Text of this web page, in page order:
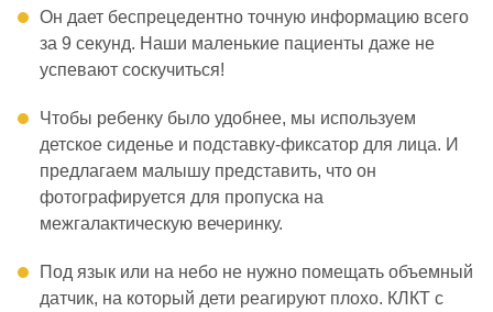
Он дает беспрецедентно точную информацию всего
за 9 секунд. Наши маленькие пациенты даже не
успевают соскучиться!
Чтобы ребенку было удобнее, мы используем
детское сиденье и подставку-фиксатор для лица. И
предлагаем малышу представить, что он
фотографируется для пропуска на
межгалактическую вечеринку.
Под язык или на небо не нужно помещать объемный
датчик, на который дети реагируют плохо. КЛКТ с